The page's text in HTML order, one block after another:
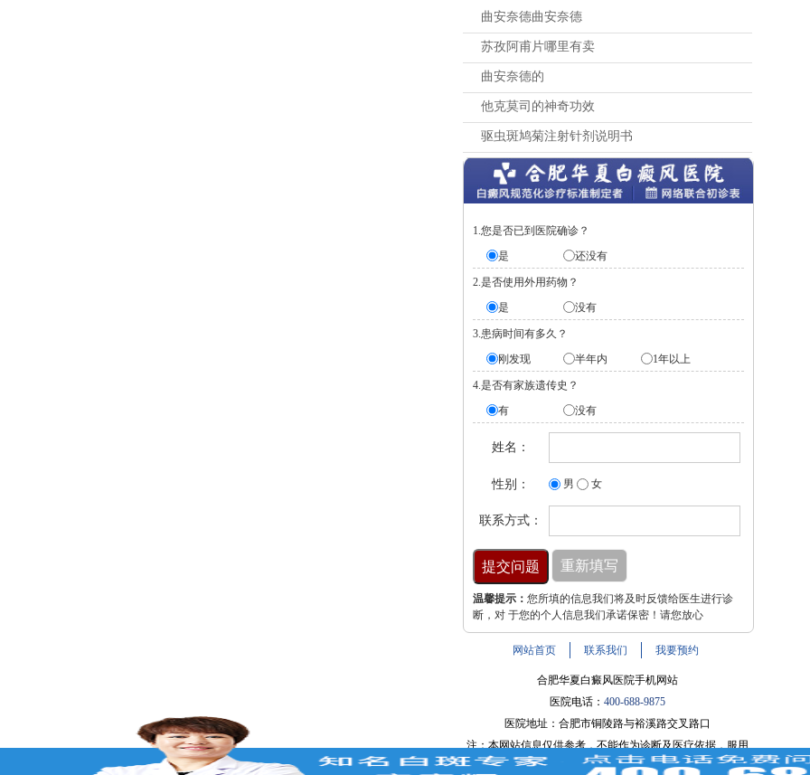
曲安奈德曲安奈德
苏孜阿甫片哪里有卖
曲安奈德的
他克莫司的神奇功效
驱虫斑鸠菊注射针剂说明书
1.您是否已到医院确诊？
是
还没有
2.是否使用外用药物？
是
没有
3.患病时间有多久？
刚发现
半年内 1年以上
4.是否有家族遗传史？
有
没有
姓名：
性别： 男 女
联系方式：
温馨提示： 您所填的信息我们将及时反馈给医生进行诊
断，对 于您的个人信息我们承诺保密！请您放心
网站首页 联系我们 我要预约
合肥华夏白癜风医院手机网站
医院电话： 400-688-9875
医院地址：合肥市铜陵路与裕溪路交叉路口
注：本网站信息仅供参考，不能作为诊断及医疗依据，服用
药物或进行治疗时请遵医嘱。如有转载或引用文章涉及版权
在的，请讲！